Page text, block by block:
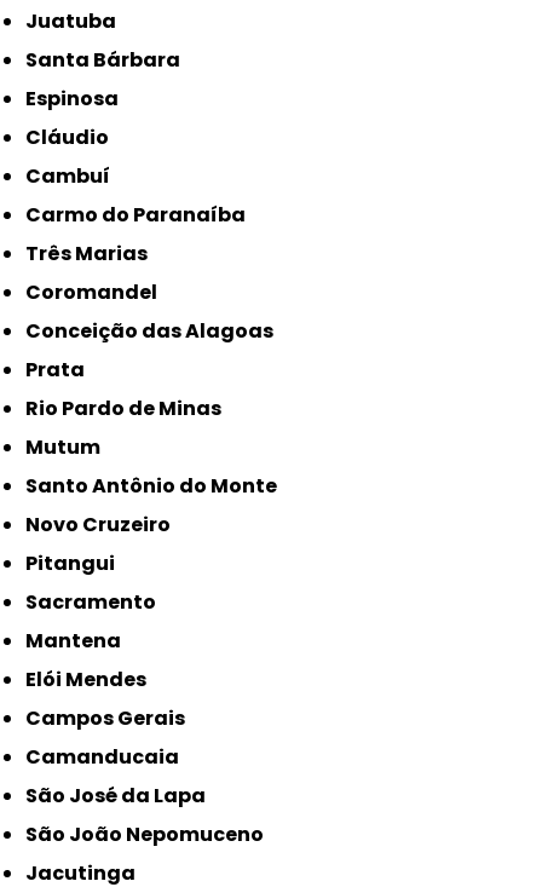
Juatuba
Santa Bárbara
Espinosa
Cláudio
Cambuí
Carmo do Paranaíba
Três Marias
Coromandel
Conceição das Alagoas
Prata
Rio Pardo de Minas
Mutum
Santo Antônio do Monte
Novo Cruzeiro
Pitangui
Sacramento
Mantena
Elói Mendes
Campos Gerais
Camanducaia
São José da Lapa
São João Nepomuceno
Jacutinga